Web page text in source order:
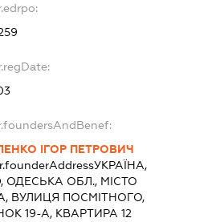
ІГОР ПЕТРОВИЧ
УКРАЇНА,
ОДЕСЬКА ОБЛ., МІСТО
ВУЛИЦЯ ПОСМІТНОГО,
19-А, КВАРТИРА 12